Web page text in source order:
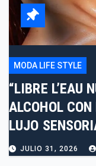
MODA LIFE STYLE
“LIBRE L’EAU
ALCOHOL
LUJO
JULIO 31, 2026